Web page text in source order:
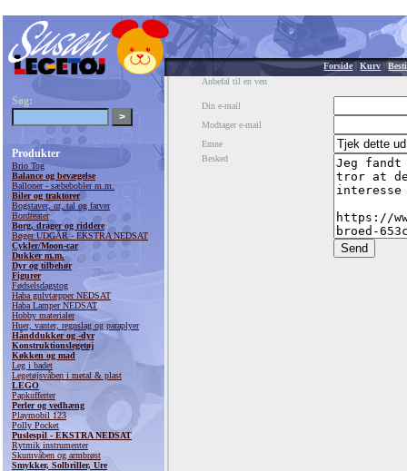
Forside|Kurv |
Søg:
Produkter
Brio Tog
Balance og bevægelse
Balloner - sæbebobler m.m.
Biler og traktorer
Bogstaver, ur, tal og farver
Bordteater
Borg, drager og riddere
Bøger UDGÅR - EKSTRA NEDSAT
Cykler/Moon-car
Dukker m.m.
Dyr og tilbehør
Figurer
Fødselsdagstog
Haba gulvtæpper NEDSAT
Haba Lamper NEDSAT
Hobby materialer
Huer, vanter, regnslag og paraplyer
Hånddukker og -dyr
Konstruktionslegetøj
Køkken og mad
Leg i badet
Legetøjsvåben i metal & plast
LEGO
Papkufferter
Perler og vedhæng
Playmobil 123
Polly Pocket
Puslespil - EKSTRA NEDSAT
Rytmik instrumenter
Skumvåben og armbrøst
Smykker, Solbriller, Ure
Anbefal til en ven
Din e-mail
Modtager e-mail
Emne
Besked